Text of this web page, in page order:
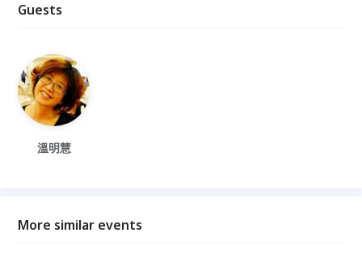
Guests
溫明慧
More similar events